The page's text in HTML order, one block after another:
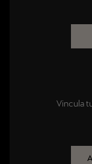
Vincula